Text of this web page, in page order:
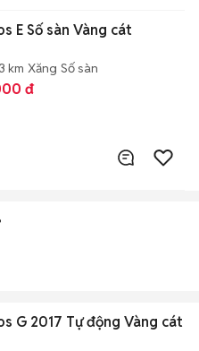
E Số sàn Vàng cát
km Xăng Số sàn
đ
G 2017 Tự động Vàng cát